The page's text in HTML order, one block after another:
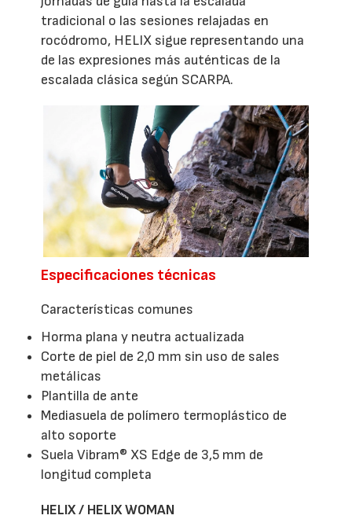
tradicional o las sesiones relajadas en
rocódromo, HELIX sigue representando una
de las expresiones más auténticas de la
escalada clásica según SCARPA.
Especificaciones técnicas
Características comunes
Horma plana y neutra actualizada
Corte de piel de 2,0 mm sin uso de sales
metálicas
Plantilla de ante
Mediasuela de polímero termoplástico de
alto soporte
Suela Vibram® XS Edge de 3,5 mm de
longitud completa
HELIX / HELIX WOMAN